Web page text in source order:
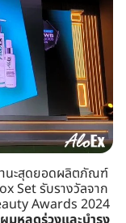
านะสุดยอดผลิตภัณฑ์
Set รับรางวัลจาก
Awards 2024